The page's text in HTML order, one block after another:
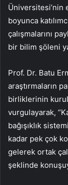
Üniversitesi’nin
boyunca
çalışmalarını
bir bilim şöleni
Prof. Dr. Batu
araştırmaların
birliklerinin
vurgulayarak,
bağışıklık
kadar pek çok
gelerek ortak
şeklinde